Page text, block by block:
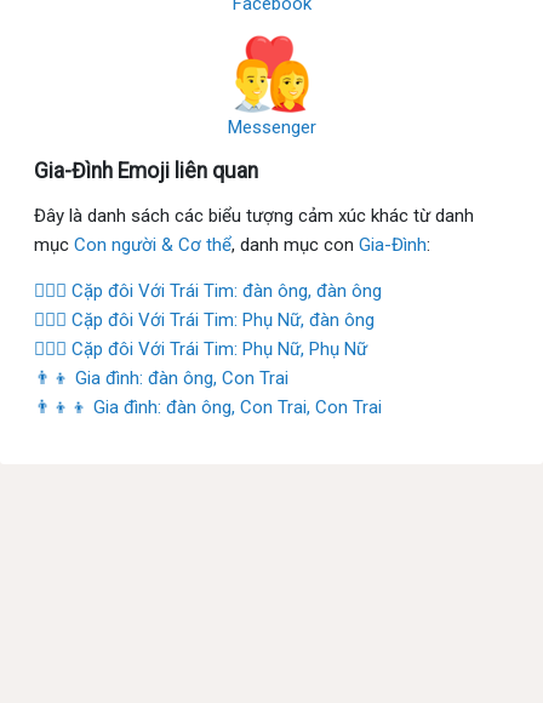
Messenger
Gia-Đình Emoji liên quan
Đây là danh sách các biểu tượng cảm xúc khác từ danh
mục Con người & Cơ thể, danh mục con Gia-Đình:
👨‍❤️‍👨 Cặp đôi Với Trái Tim: đàn ông, đàn ông
👩‍❤️‍👨 Cặp đôi Với Trái Tim: Phụ Nữ, đàn ông
👩‍❤️‍👩 Cặp đôi Với Trái Tim: Phụ Nữ, Phụ Nữ
👨‍👦 Gia đình: đàn ông, Con Trai
👨‍👦‍👦 Gia đình: đàn ông, Con Trai, Con Trai